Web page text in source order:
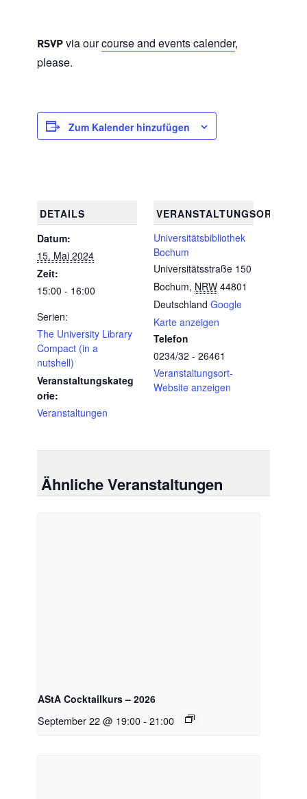
RSVP via ourcourse and events calender,
please.
Zum Kalender hinzufügen
DETAILS
Datum:
15. Mai 2024
Zeit:
15:00 - 16:00
Serien:
The University Library
Compact (in a
nutshell)
Veranstaltungskateg
orie:
Veranstaltungen
VERANSTALTUNGSORT
Universitätsbibliothek
Bochum
Universitätsstraße 150
Bochum, NRW 44801
Deutschland Google
Karte anzeigen
Telefon
0234/32 - 26461
Veranstaltungsort-
Website anzeigen
Ähnliche Veranstaltungen
AStA Cocktailkurs – 2026
September 22 @ 19:00- 21:00